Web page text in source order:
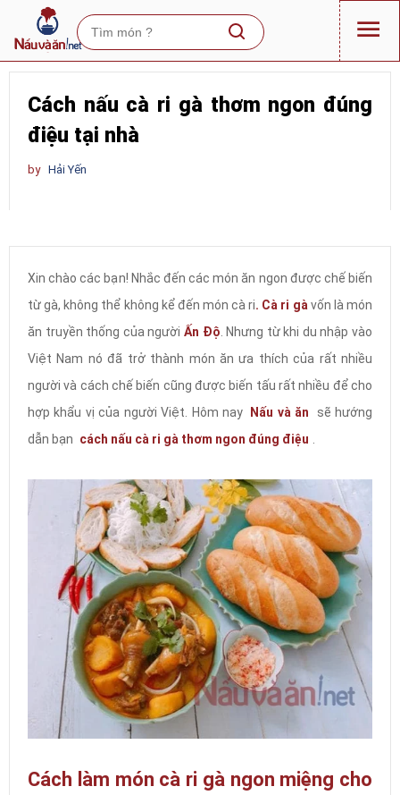
Cách nấu cà ri gà thơm ngon đúng
điệu tại nhà
by Hải Yến
Xin chào các bạn! Nhắc đến các món ăn ngon được chế biến
từ gà, không thể không kể đến món cà ri. Cà ri gà vốn là món
ăn truyền thống của người Ấn Độ . Nhưng từ khi du nhập vào
Việt Nam nó đã trở thành món ăn ưa thích của rất nhiều
người và cách chế biến cũng được biến tấu rất nhiều để cho
hợp khẩu vị của người Việt. Hôm nay
Nấu và ăn
sẽ hướng
dẫn bạn cách nấu cà ri gà thơm ngon đúng điệu
Cách làm món cà ri gà ngon miệng cho